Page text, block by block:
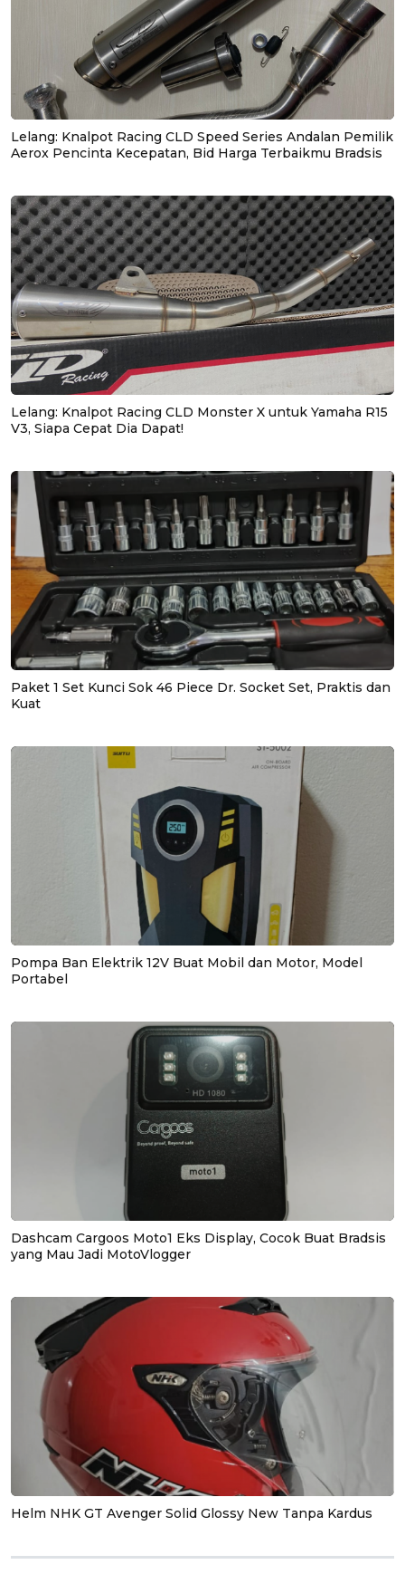
Lelang: Knalpot Racing CLD Speed Series Andalan Pemilik
Aerox Pencinta Kecepatan, Bid Harga Terbaikmu Bradsis
Lelang: Knalpot Racing CLD Monster X untuk Yamaha R15
V3, Siapa Cepat Dia Dapat!
Paket 1 Set Kunci Sok 46 Piece Dr. Socket Set, Praktis dan
Kuat
Pompa Ban Elektrik 12V Buat Mobil dan Motor, Model
Portabel
Dashcam Cargoos Moto1 Eks Display, Cocok Buat Bradsis
yang Mau Jadi MotoVlogger
Helm NHK GT Avenger Solid Glossy New Tanpa Kardus